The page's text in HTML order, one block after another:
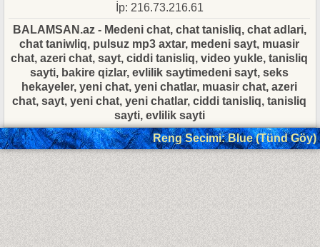
İp: 216.73.216.61
BALAMSAN.az - Medeni chat, chat tanisliq, chat adlari,
chat taniwliq, pulsuz mp3 axtar, medeni sayt, muasir
chat, azeri chat, sayt, ciddi tanisliq, video yukle, tanisliq
sayti, bakire qizlar, evlilik saytimedeni sayt, seks
hekayeler, yeni chat, yeni chatlar, muasir chat, azeri
chat, sayt, yeni chat, yeni chatlar, ciddi tanisliq, tanisliq
sayti, evlilik sayti
Reng Secimi: Blue (Tünd Göy)